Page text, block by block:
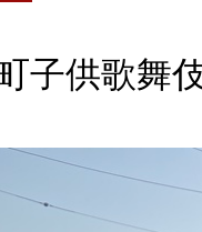
子供歌舞